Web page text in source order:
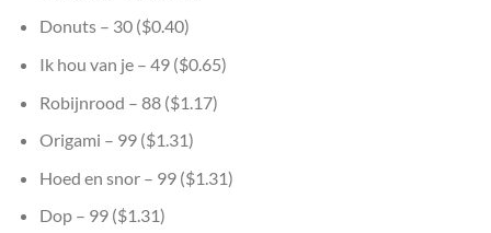
Donuts – 30 ($0.40)
Ik hou van je – 49 ($0.65)
Robijnrood – 88 ($1.17)
Origami – 99 ($1.31)
Hoed en snor – 99 ($1.31)
Dop – 99 ($1.31)